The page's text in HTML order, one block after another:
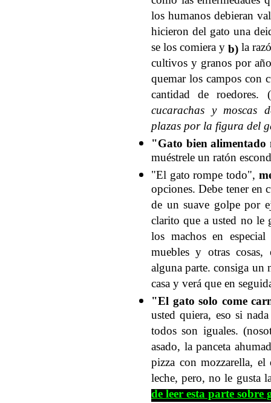
los humanos debieran
hicieron del gato una
se los comiera y b) la
cultivos y granos por
quemar los campos con
cantidad de roedores. (
cucarachas y moscas
plazas por la figura del
"Gato bien alimentado
muéstrele un ratón
"El gato rompe todo",
opciones. Debe tener en
de un suave golpe por
clarito que a usted no le
los machos en
muebles y otras cosas,
alguna parte. consiga un
casa y verá que en
"El gato solo come
usted quiera, eso si
todos son iguales.
asado, la panceta
pizza con mozzarella,
leche, pero, no le gusta
de leer esta parte sobre